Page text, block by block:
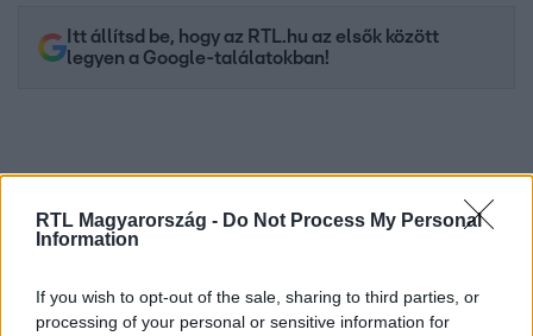
RTL Magyarország - Do Not Process My Personal
Information
If you wish to opt-out of the sale, sharing to third parties, or
processing of your personal or sensitive information for
Itt állítsd be, hogy az RTL.hu az elsők között
legyen a Google-találatokban!